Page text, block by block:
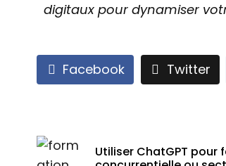
digitaux pour dynamiser
Facebook Twitter
Utiliser ChatGPT pour